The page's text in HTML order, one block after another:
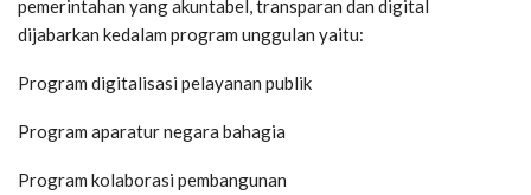
pemerintahan yang akuntabel, transparan dan digital
dijabarkan kedalam program unggulan yaitu:
Program digitalisasi pelayanan publik
Program aparatur negara bahagia
Program kolaborasi pembangunan